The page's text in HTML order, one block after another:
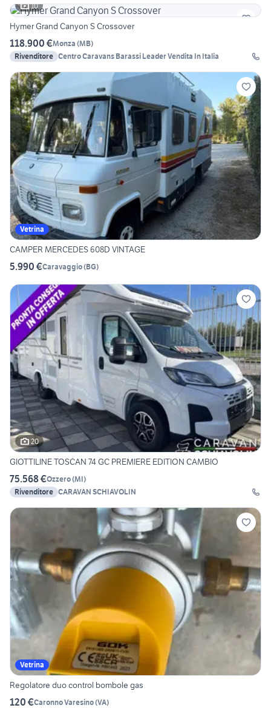
10
Hymer Grand Canyon S Crossover
118.900 €Monza (MB)
Rivenditore Centro Caravans Barassi Leader Vendita In Italia
Vetrina
CAMPER MERCEDES 608D VINTAGE
5.990 €Caravaggio(BG)
20
GIOTTILINE TOSCAN 74 GC PREMIERE EDITION CAMBIO
75.568 €Ozzero(MI)
Rivenditore CARAVAN SCHIAVOLIN
Vetrina
Regolatore duo control bombole gas
120 €Caronno Varesino(VA)